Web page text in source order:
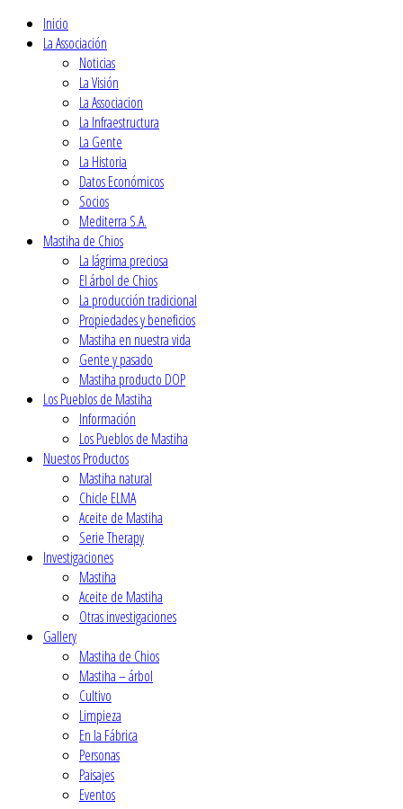
Inicio
La Associación
Noticias
La Visión
La Associacion
La Infraestructura
La Gente
La Historia
Datos Económicos
Socios
Mediterra S.A.
Mastiha de Chios
La lágrima preciosa
El árbol de Chios
La producción tradicional
Propiedades y beneficios
Mastiha en nuestra vida
Gente y pasado
Mastiha producto DOP
Los Pueblos de Mastiha
Ιnformación
Los Pueblos de Mastiha
Nuestos Productos
Mastiha natural
Chicle ELMA
Aceite de Mastiha
Serie Therapy
Investigaciones
Mastiha
Aceite de Mastiha
Οtras investigaciones
Gallery
Mastiha de Chios
Mastiha – árbol
Cultivo
Limpieza
En la Fábrica
Personas
Paisajes
Eventos